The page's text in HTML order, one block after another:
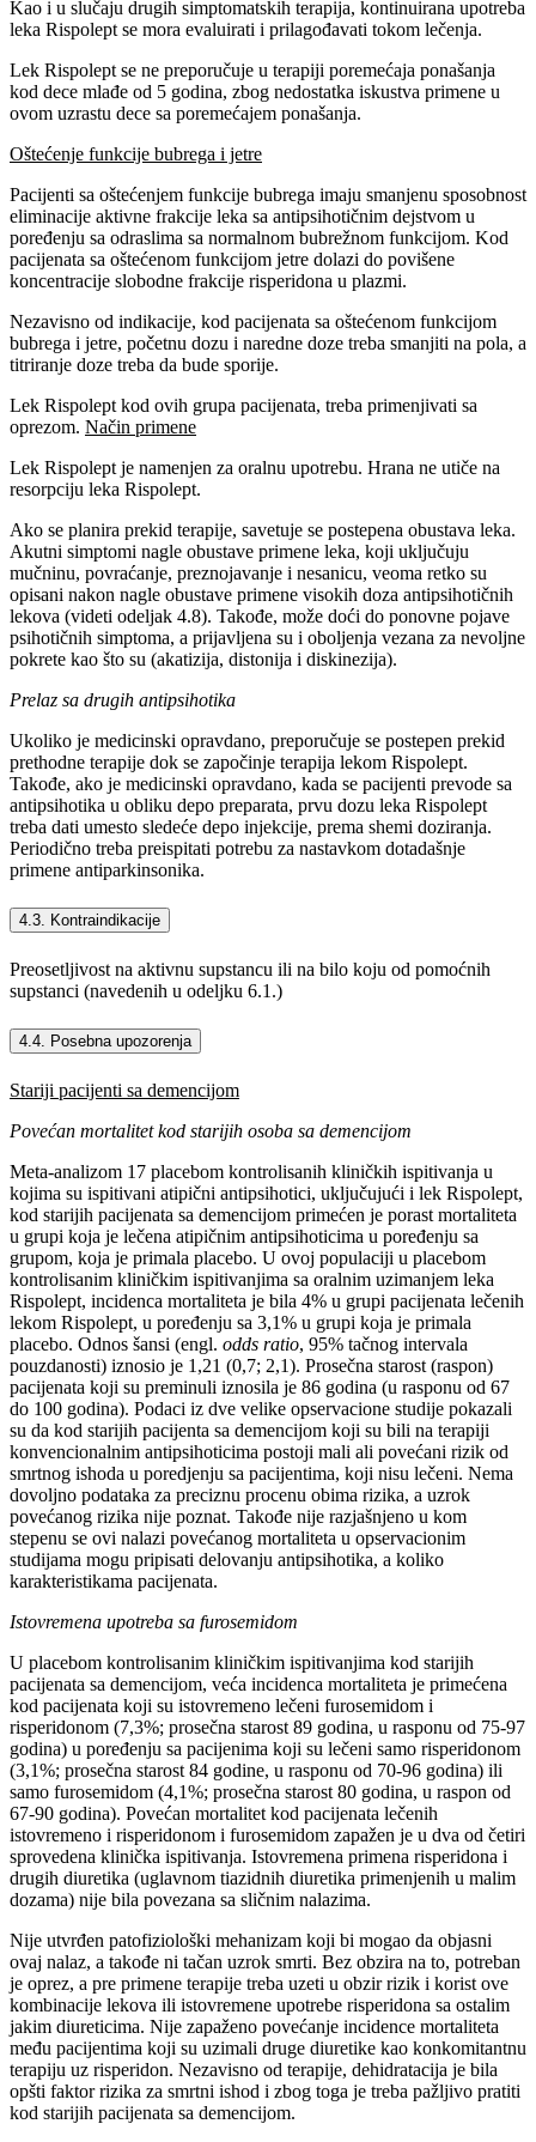
Kao i u slučaju drugih simptomatskih terapija, kontinuirana upotreba
leka Rispolept se mora evaluirati i prilagođavati tokom lečenja.
Lek Rispolept se ne preporučuje u terapiji poremećaja ponašanja
kod dece mlađe od 5 godina, zbog nedostatka iskustva primene u
ovom uzrastu dece sa poremećajem ponašanja.
Oštećenje funkcije bubrega i jetre
Pacijenti sa oštećenjem funkcije bubrega imaju smanjenu sposobnost
eliminacije aktivne frakcije leka sa antipsihotičnim dejstvom u
poređenju sa odraslima sa normalnom bubrežnom funkcijom. Kod
pacijenata sa oštećenom funkcijom jetre dolazi do povišene
koncentracije slobodne frakcije risperidona u plazmi.
Nezavisno od indikacije, kod pacijenata sa oštećenom funkcijom
bubrega i jetre, početnu dozu i naredne doze treba smanjiti na pola, a
titriranje doze treba da bude sporije.
Lek Rispolept kod ovih grupa pacijenata, treba primenjivati sa
oprezom. Način primene
Lek Rispolept je namenjen za oralnu upotrebu. Hrana ne utiče na
resorpciju leka Rispolept.
Ako se planira prekid terapije, savetuje se postepena obustava leka.
Akutni simptomi nagle obustave primene leka, koji uključuju
mučninu, povraćanje, preznojavanje i nesanicu, veoma retko su
opisani nakon nagle obustave primene visokih doza antipsihotičnih
lekova (videti odeljak 4.8). Takođe, može doći do ponovne pojave
psihotičnih simptoma, a prijavljena su i oboljenja vezana za nevoljne
pokrete kao što su (akatizija, distonija i diskinezija).
Prelaz sa drugih antipsihotika
Ukoliko je medicinski opravdano, preporučuje se postepen prekid
prethodne terapije dok se započinje terapija lekom Rispolept.
Takođe, ako je medicinski opravdano, kada se pacijenti prevode sa
antipsihotika u obliku depo preparata, prvu dozu leka Rispolept
treba dati umesto sledeće depo injekcije, prema shemi doziranja.
Periodično treba preispitati potrebu za nastavkom dotadašnje
primene antiparkinsonika.
4.3. Kontraindikacije
Preosetljivost na aktivnu supstancu ili na bilo koju od pomoćnih
supstanci (navedenih u odeljku 6.1.)
4.4. Posebna upozorenja
Stariji pacijenti sa demencijom
Povećan mortalitet kod starijih osoba sa demencijom
Meta-analizom 17 placebom kontrolisanih kliničkih ispitivanja u
kojima su ispitivani atipični antipsihotici, uključujući i lek Rispolept,
kod starijih pacijenata sa demencijom primećen je porast mortaliteta
u grupi koja je lečena atipičnim antipsihoticima u poređenju sa
grupom, koja je primala placebo. U ovoj populaciji u placebom
kontrolisanim kliničkim ispitivanjima sa oralnim uzimanjem leka
Rispolept, incidenca mortaliteta je bila 4% u grupi pacijenata lečenih
lekom Rispolept, u poređenju sa 3,1% u grupi koja je primala
placebo. Odnos šansi (engl. odds ratio, 95% tačnog intervala
pouzdanosti) iznosio je 1,21 (0,7; 2,1). Prosečna starost (raspon)
pacijenata koji su preminuli iznosila je 86 godina (u rasponu od 67
do 100 godina). Podaci iz dve velike opservacione studije pokazali
su da kod starijih pacijenta sa demencijom koji su bili na terapiji
konvencionalnim antipsihoticima postoji mali ali povećani rizik od
smrtnog ishoda u poredjenju sa pacijentima, koji nisu lečeni. Nema
dovoljno podataka za preciznu procenu obima rizika, a uzrok
povećanog rizika nije poznat. Takođe nije razjašnjeno u kom
stepenu se ovi nalazi povećanog mortaliteta u opservacionim
studijama mogu pripisati delovanju antipsihotika, a koliko
karakteristikama pacijenata.
Istovremena upotreba sa furosemidom
U placebom kontrolisanim kliničkim ispitivanjima kod starijih
pacijenata sa demencijom, veća incidenca mortaliteta je primećena
kod pacijenata koji su istovremeno lečeni furosemidom i
risperidonom (7,3%; prosečna starost 89 godina, u rasponu od 75-97
godina) u poređenju sa pacijenima koji su lečeni samo risperidonom
(3,1%; prosečna starost 84 godine, u rasponu od 70-96 godina) ili
samo furosemidom (4,1%; prosečna starost 80 godina, u raspon od
67-90 godina). Povećan mortalitet kod pacijenata lečenih
istovremeno i risperidonom i furosemidom zapažen je u dva od četiri
sprovedena klinička ispitivanja. Istovremena primena risperidona i
drugih diuretika (uglavnom tiazidnih diuretika primenjenih u malim
dozama) nije bila povezana sa sličnim nalazima.
Nije utvrđen patofiziološki mehanizam koji bi mogao da objasni
ovaj nalaz, a takođe ni tačan uzrok smrti. Bez obzira na to, potreban
je oprez, a pre primene terapije treba uzeti u obzir rizik i korist ove
kombinacije lekova ili istovremene upotrebe risperidona sa ostalim
jakim diureticima. Nije zapaženo povećanje incidence mortaliteta
među pacijentima koji su uzimali druge diuretike kao konkomitantnu
terapiju uz risperidon. Nezavisno od terapije, dehidratacija je bila
opšti faktor rizika za smrtni ishod i zbog toga je treba pažljivo pratiti
kod starijih pacijenata sa demencijom.